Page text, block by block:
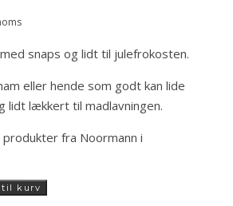
snaps og lidt til julefrokosten.
eller hende som godt kan lide
lidt lækkert til madlavningen.
fra Noormann i
kurv